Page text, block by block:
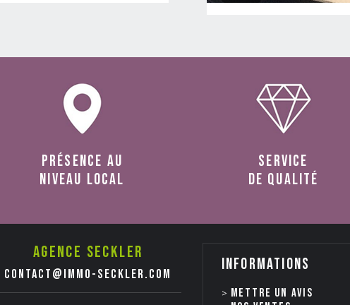
présence au
niveau local
service
de qualité
Agence seckler
contact@immo-seckler.com
Informations
Mettre un avis